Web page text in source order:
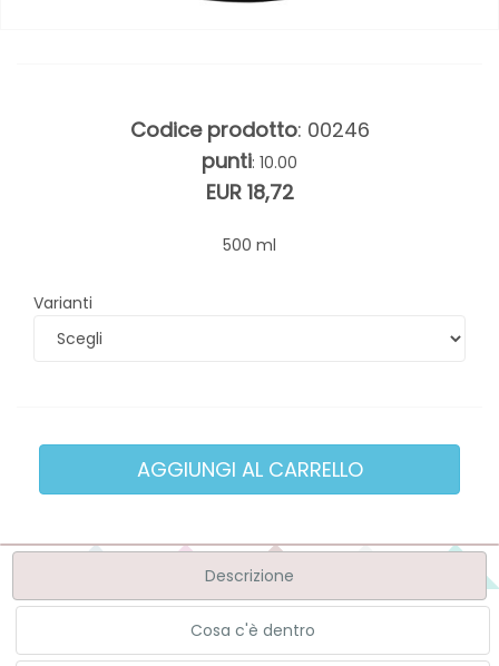
Codice prodotto: 00246
punti: 10.00
EUR 18,72
500 ml
Varianti
Descrizione
Cosa c'è dentro